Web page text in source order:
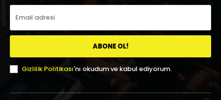
ABONE OL!
Gizlilik Politikası'nı okudum ve kabul ediyorum.